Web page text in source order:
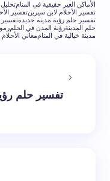
الأماكن الغير حقيقية في المنامتحليل
تفسير الأحلام لابن سيرينتفسير
تفسير حلم رؤية مدينة جديدة
حلم المدينةرؤية المدن في الحلم
مدينة خيالية في المناممعاني الأحلام
تفسير حلم